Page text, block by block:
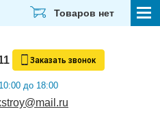
Товаров нет
Заказать звонок
до 18:00